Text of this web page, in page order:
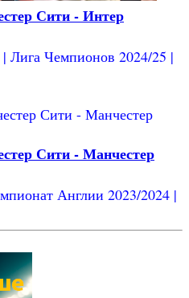
Сити - Интер
Лига Чемпионов 2024/25 |
Сити - Манчестер
Англии 2023/2024 |